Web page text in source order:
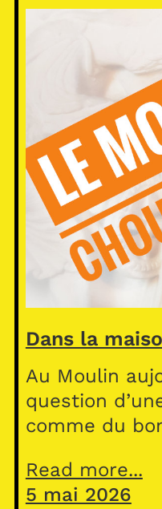
Dans la
Au Moulin
question
comme du
Read more...
5 mai 2026